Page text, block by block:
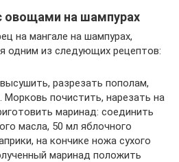
овощами на шампурах
на мангале на шампурах,
одним из следующих рецептов:
разрезать пополам,
Морковь почистить, нарезать на
маринад: соединить
масла, 50 мл яблочного
на кончике ножа сухого
маринад положить